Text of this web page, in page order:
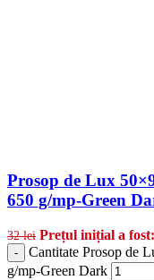
Prosop de Lux
650 g/mp-Green
32lei Prețul inițial a
-
Cantitate Prosop de
g/mp-Green Dark